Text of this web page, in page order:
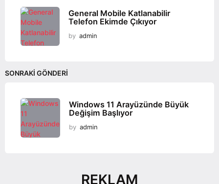
General Mobile Katlanabilir
Telefon Ekimde Çıkıyor
by admin
SONRAKI GÖNDERI
Windows 11 Arayüzünde Büyük
Değişim Başlıyor
by admin
REKLAM